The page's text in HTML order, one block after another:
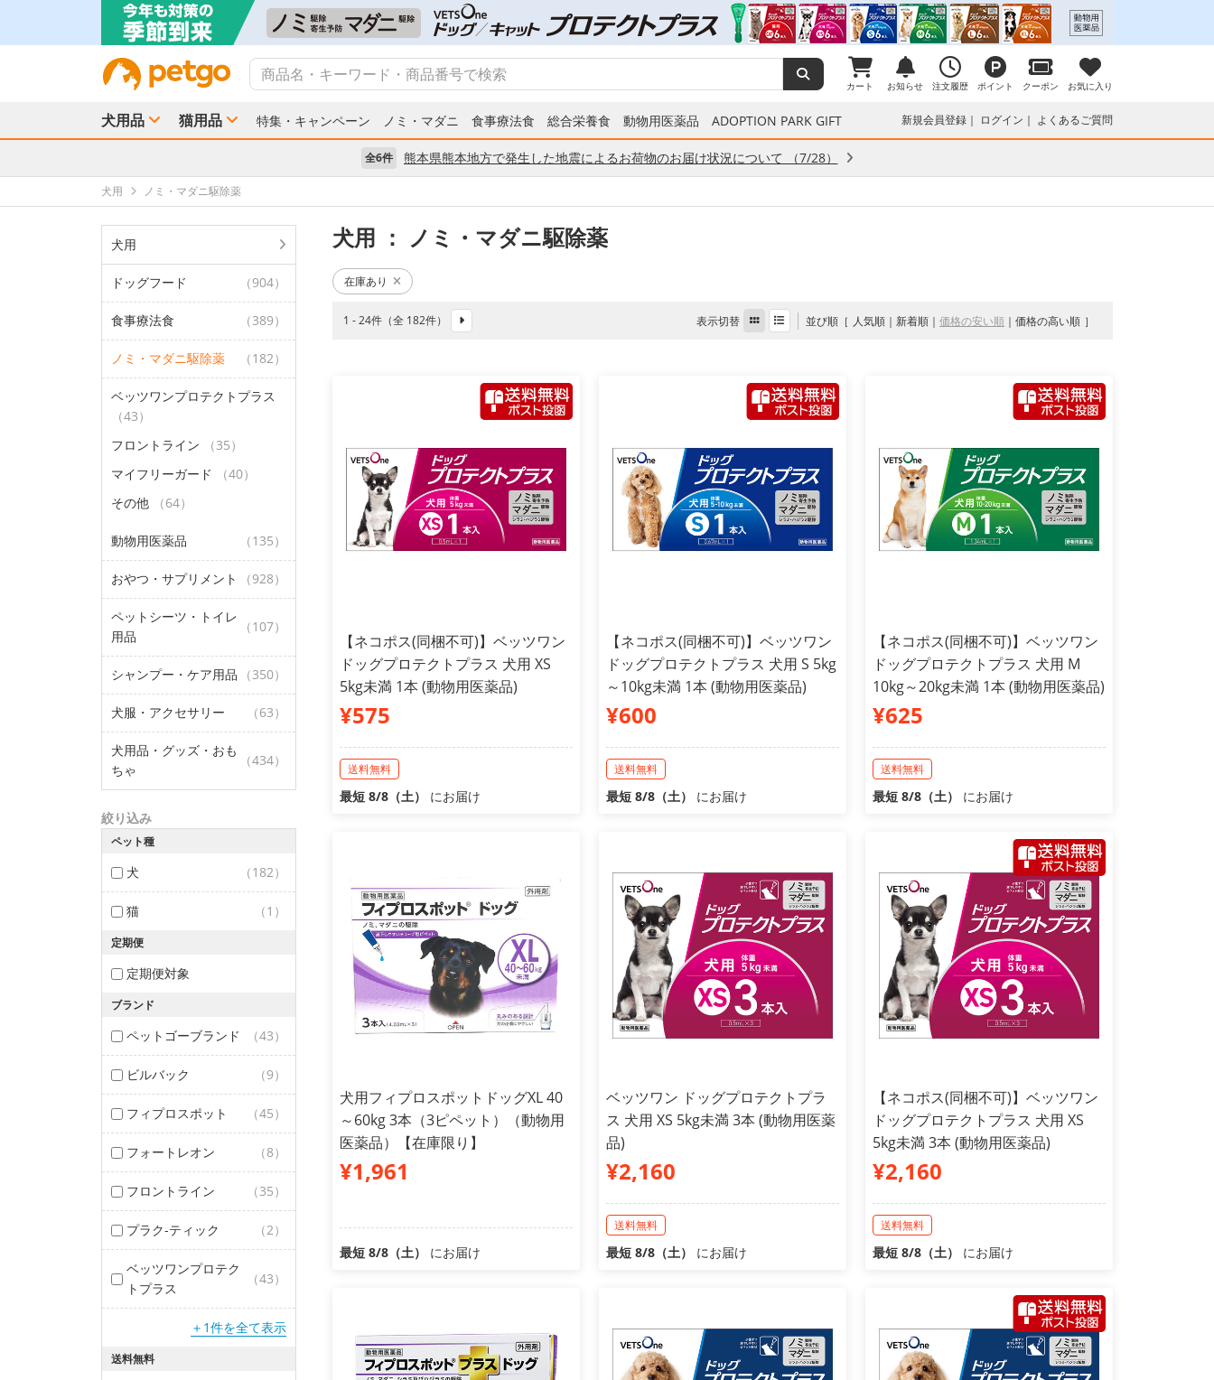
カート お知らせ 注文履歴 ポイント クーポン お気に入り
犬用品 猫用品 特集・キャンペーン ノミ・マダニ 食事療法食 総合栄養食 動物用医薬品 ADOPTION PARK GIFT 新規会員登録 ログイン よくあるご質問
全6件 熊本県熊本地方で発生した地震によるお荷物のお届け状況について （7/28）
犬用 ノミ・マダニ駆除薬
犬用
ドッグフード （904）
食事療法食 （389）
ノミ・マダニ駆除薬 （182）
ベッツワンプロテクトプラス
（43）
フロントライン
（35）
マイフリーガード
（40）
その他
（64）
動物用医薬品 （135）
おやつ・サプリメント （928）
ペットシーツ・トイレ
用品
（107）
シャンプー・ケア用品 （350）
犬服・アクセサリー （63）
犬用品・グッズ・おも
ちゃ
（434）
絞り込み
ペット種
犬 （182）
猫 （1）
定期便
定期便対象
ブランド
ペットゴーブランド （43）
ビルバック （9）
フィプロスポット （45）
フォートレオン （8）
フロントライン （35）
プラク‐ティック （2）
ベッツワンプロテク
トプラス
（43）
＋1件を全て表示
送料無料
犬用 ： ノミ・マダニ駆除薬
在庫あり
1 - 24件（全 182件） 表示切替 並び順 人気順 新着順 価格の安い順 価格の高い順
【ネコポス(同梱不可)】ベッツワン
ドッグプロテクトプラス 犬用 XS
5kg未満 1本 (動物用医薬品)
¥575
送料無料
最短 8/8（土） にお届け
【ネコポス(同梱不可)】ベッツワン
ドッグプロテクトプラス 犬用 S 5kg
～10kg未満 1本 (動物用医薬品)
¥600
送料無料
最短 8/8（土） にお届け
【ネコポス(同梱不可)】ベッツワン
ドッグプロテクトプラス 犬用 M
10kg～20kg未満 1本 (動物用医薬品)
¥625
送料無料
最短 8/8（土） にお届け
犬用フィプロスポットドッグXL 40
～60kg 3本（3ピペット）（動物用
医薬品）【在庫限り】
¥1,961
最短 8/8（土） にお届け
ベッツワン ドッグプロテクトプラ
ス 犬用 XS 5kg未満 3本 (動物用医薬
品)
¥2,160
送料無料
最短 8/8（土） にお届け
【ネコポス(同梱不可)】ベッツワン
ドッグプロテクトプラス 犬用 XS
5kg未満 3本 (動物用医薬品)
¥2,160
送料無料
最短 8/8（土） にお届け